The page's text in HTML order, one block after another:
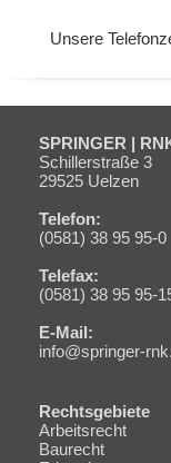
Unsere
SPRINGER |
Schiller­straße 3
29525 Uelzen
Telefon:
(0581) 38 95 95-0
Telefax:
(0581) 38 95 95-
E-Mail:
info@springer-
Rechtsgebiete
Navigation
überspringen
Arbeitsrecht
Baurecht